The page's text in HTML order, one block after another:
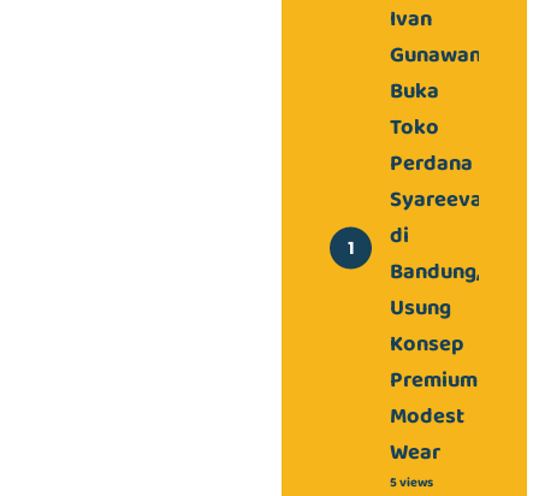
Ivan
Gunawan
Buka
Toko
Perdana
Syareeva
di
Bandung,
Usung
Konsep
Premium
Modest
Wear
5 views